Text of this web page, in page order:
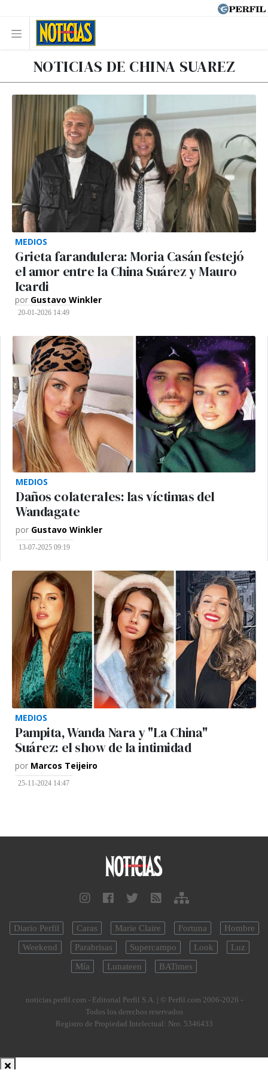
NOTICIAS DE CHINA SUAREZ
MEDIOS
Grieta farandulera: Moria Casán festejó
el amor entre la China Suárez y Mauro
Icardi
por Gustavo Winkler
20-01-2026 14:49
MEDIOS
Daños colaterales: las víctimas del
Wandagate
por Gustavo Winkler
13-07-2025 09:19
MEDIOS
Pampita, Wanda Nara y "La China"
Suárez: el show de la intimidad
por Marcos Teijeiro
25-11-2024 14:47
Diario Perfil Caras Marie Claire Fortuna
Hombre
Weekend
Parabrisas Supercampo Look
Luz
Mía
Lunateen BATimes
noticias.perfil.com - Editorial Perfil S.A. | © Perfil.com 2006-2026 -
Todos los derechos reservados
Registro de Propiedad Intelectual: Nro. 5346433